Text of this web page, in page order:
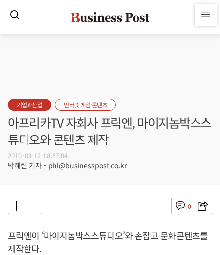
기업과산업 인터넷·게임·콘텐츠
아프리카TV 자회사 프릭엔, 마이지놈박스스
튜디오와 콘텐츠 제작
2019-03-12 18:57:04
박혜린 기자 - phl@businesspost.co.kr
0
프릭엔이 ‘마이지놈박스스튜디오’와 손잡고 문화콘텐츠를
제작한다.